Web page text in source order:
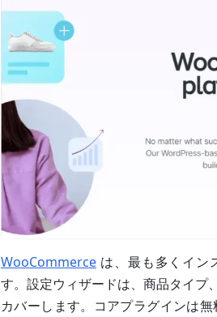
WooCommerce は、最も多くイン
す。設定ウィザードは、商品タイプ
カバーします。コアプラグインは